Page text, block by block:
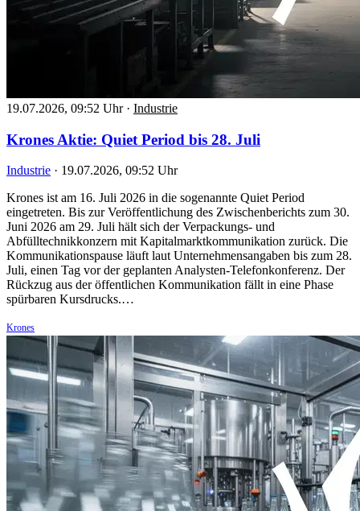
19.07.2026, 09:52 Uhr · Industrie
Krones Aktie: Quiet Period bis 28. Juli
Industrie · 19.07.2026, 09:52 Uhr
Krones ist am 16. Juli 2026 in die sogenannte Quiet Period
eingetreten. Bis zur Veröffentlichung des Zwischenberichts zum 30.
Juni 2026 am 29. Juli hält sich der Verpackungs- und
Abfülltechnikkonzern mit Kapitalmarktkommunikation zurück. Die
Kommunikationspause läuft laut Unternehmensangaben bis zum 28.
Juli, einen Tag vor der geplanten Analysten-Telefonkonferenz. Der
Rückzug aus der öffentlichen Kommunikation fällt in eine Phase
spürbaren Kursdrucks.…
Krones